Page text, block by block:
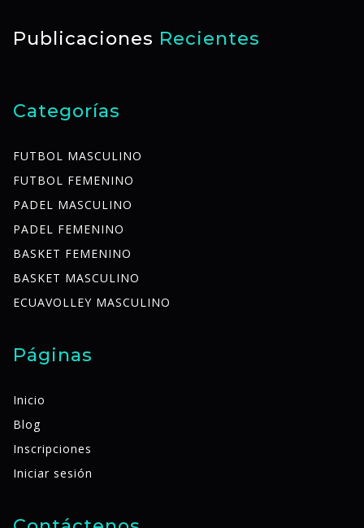
Publicaciones Recientes
Categorías
FUTBOL MASCULINO
FUTBOL FEMENINO
PADEL MASCULINO
PADEL FEMENINO
BASKET FEMENINO
BASKET MASCULINO
ECUAVOLLEY MASCULINO
Páginas
Inicio
Blog
Inscripciones
Iniciar sesión